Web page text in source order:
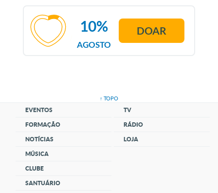
AGOSTO
10% DOAR
↑ TOPO
EVENTOS
FORMAÇÃO
NOTÍCIAS
MÚSICA
CLUBE
SANTUÁRIO
TV
RÁDIO
LOJA